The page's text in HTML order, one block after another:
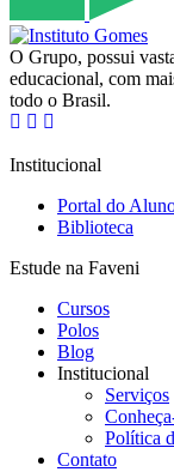
O Grupo, possui
educacional, com
todo o Brasil.
Institucional
Portal do
Biblioteca
Estude na Faveni
Cursos
Polos
Blog
Institucional
Serviços
Política
Contato